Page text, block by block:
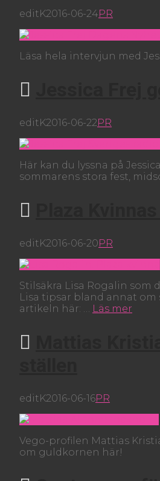
editK2016-06-24PR
Läsa hela intervjun med
editK2016-06-22PR
Här kan du lyssna på
sommarens stora fest,
editK2016-06-20PR
Stilsäkra Lisa Rogalin som
Lisa tipsar bland annat
artikeln här: … Läs mer
editK2016-06-16PR
Vego-profilen Mattias
om guldkornen här!